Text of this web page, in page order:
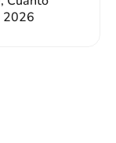
2026